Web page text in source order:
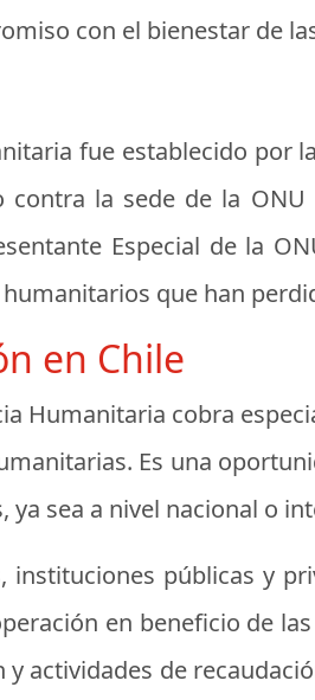
con el bienestar de
fue establecido por
la sede de la
Especial de la
que han
en Chile
Humanitaria cobra
Es una
sea a nivel nacional o
instituciones públicas y
en beneficio de
y actividades de